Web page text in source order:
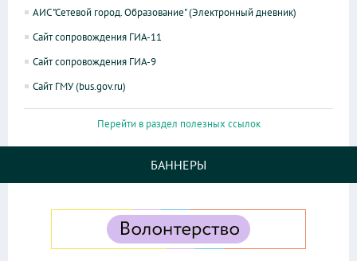
АИС "Сетевой город. Образование" (Электронный дневник)
Сайт сопровождения ГИА-11
Сайт сопровождения ГИА-9
Сайт ГМУ (bus.gov.ru)
Перейти в раздел полезных ссылок
БАННЕРЫ